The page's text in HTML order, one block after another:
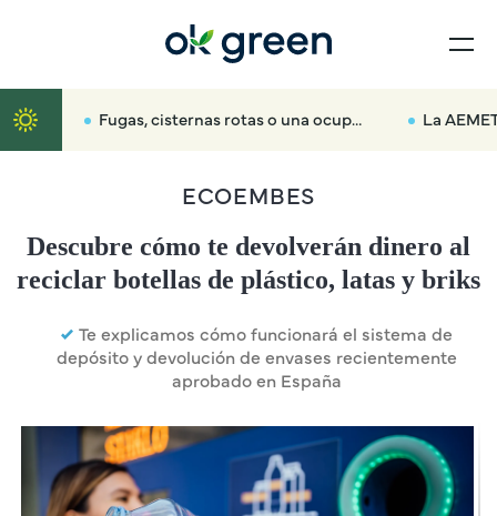
Fugas, cisternas rotas o una ocupación: así alerta el Canal de Isabel II si consumes más agua en tu casa La AEMET adelanta el primer
ECOEMBES
Descubre cómo te devolverán dinero al
reciclar botellas de plástico, latas y briks
Te explicamos cómo funcionará el sistema de
depósito y devolución de envases recientemente
aprobado en España